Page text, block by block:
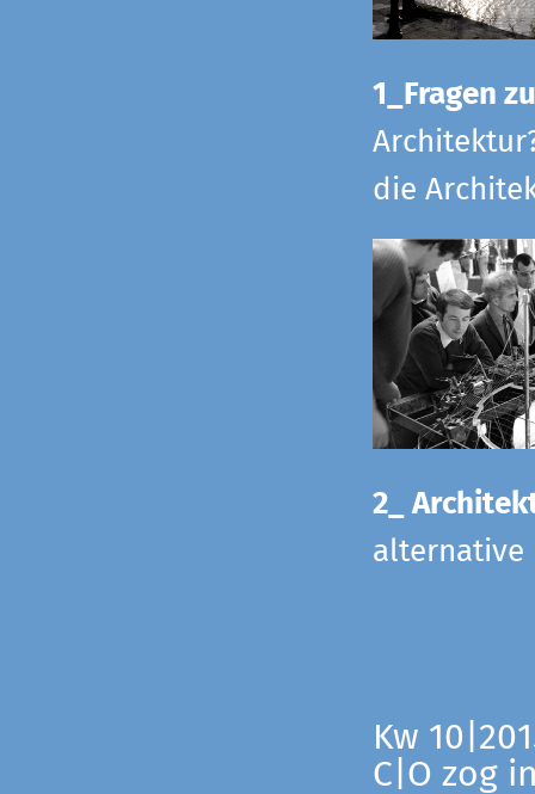
1_Fragen
die
2_
alternative
Kw
C|O zog